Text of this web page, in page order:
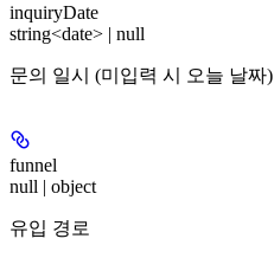
inquiryDate
string<date> | null
문의 일시 (미입력 시 오늘 날짜)
funnel
null | object
유입 경로